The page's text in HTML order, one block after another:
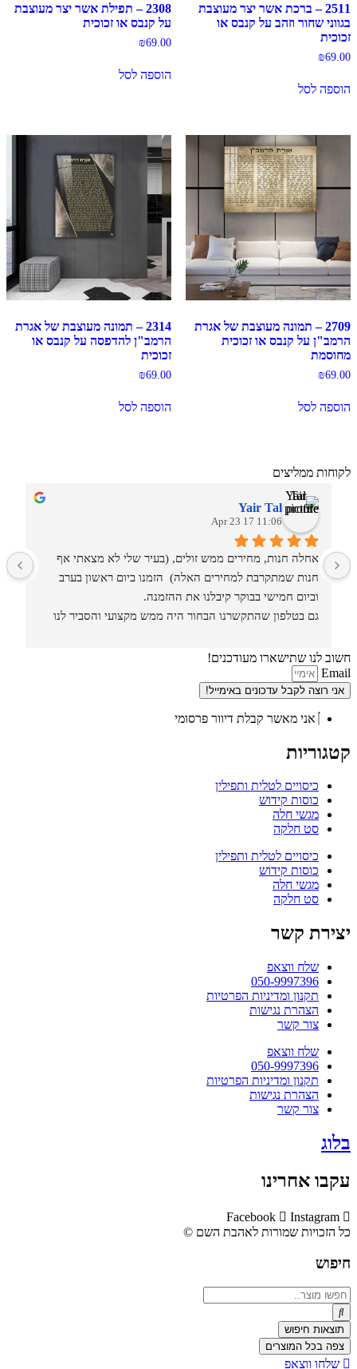
2511 – ברכת אשר יצר מעוצבת
בגווני שחור וזהב על קנבס או
זכוכית
₪69.00
הוספה לסל
2308 – תפילת אשר יצר מעוצבת
על קנבס או זכוכית
₪69.00
הוספה לסל
2709 – תמונה מעוצבת של אגרת
הרמב"ן על קנבס או זכוכית
מחוסמת
₪69.00
הוספה לסל
2314 – תמונה מעוצבת של אגרת
הרמב"ן להדפסה על קנבס או
זכוכית
₪69.00
הוספה לסל
לקוחות ממליצים
Yair Tal
11:06 17 Apr 23
וביום חמישי בבוקר קיבלנו את ההזמנה.
חשוב לנו שתישארו מעודכנים!
Email
אני רוצה לקבל עדכונים באימייל!
אני מאשר קבלת דיוור פרסומי
קטגוריות
כיסויים לטלית ותפילין
כוסות קידוש
מגשי חלה
סט חלקה
כיסויים לטלית ותפילין
כוסות קידוש
מגשי חלה
סט חלקה
יצירת קשר
שלח ווצאפ
050-9997396
תקנון ומדיניות הפרטיות
הצהרת נגישות
צור קשר
שלח ווצאפ
050-9997396
תקנון ומדיניות הפרטיות
הצהרת נגישות
צור קשר
בלוג
עקבו אחרינו
Facebook
Instagram
כל הזכויות שמורות לאהבת השם ©​
חיפוש
Search
...
תוצאות חיפוש
צפה בכל המוצרים
שלחו ווצאפ